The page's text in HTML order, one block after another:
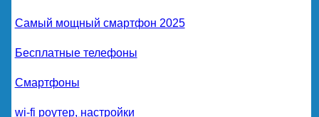
Самый мощный смартфон 2025
Бесплатные телефоны
Смартфоны
wi-fi роутер, настройки